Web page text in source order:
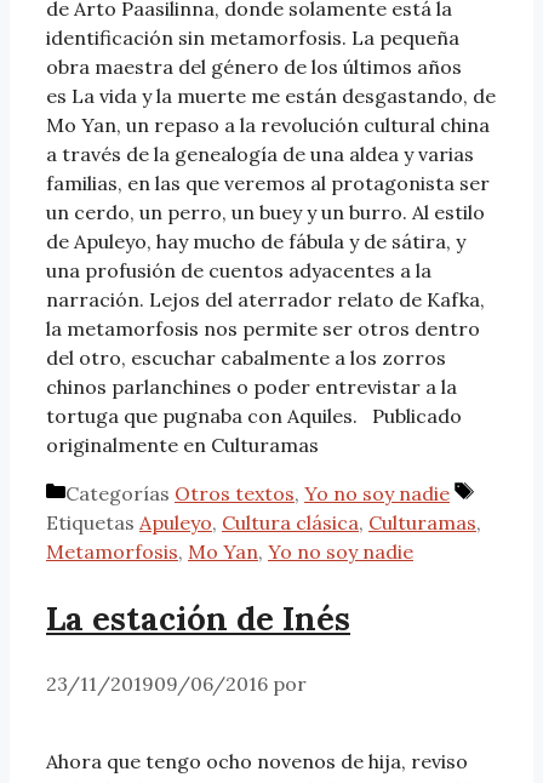
de Arto Paasilinna, donde solamente está la
identificación sin metamorfosis. La pequeña
obra maestra del género de los últimos años
es La vida y la muerte me están desgastando, de
Mo Yan, un repaso a la revolución cultural china
a través de la genealogía de una aldea y varias
familias, en las que veremos al protagonista ser
un cerdo, un perro, un buey y un burro. Al estilo
de Apuleyo, hay mucho de fábula y de sátira, y
una profusión de cuentos adyacentes a la
narración. Lejos del aterrador relato de Kafka,
la metamorfosis nos permite ser otros dentro
del otro, escuchar cabalmente a los zorros
chinos parlanchines o poder entrevistar a la
tortuga que pugnaba con Aquiles. Publicado
originalmente en Culturamas
Categorías Otros textos, Yo no soy nadie
Etiquetas Apuleyo, Cultura clásica, Culturamas,
Metamorfosis, Mo Yan, Yo no soy nadie
La estación de Inés
23/11/201909/06/2016 por
Ahora que tengo ocho novenos de hija, reviso